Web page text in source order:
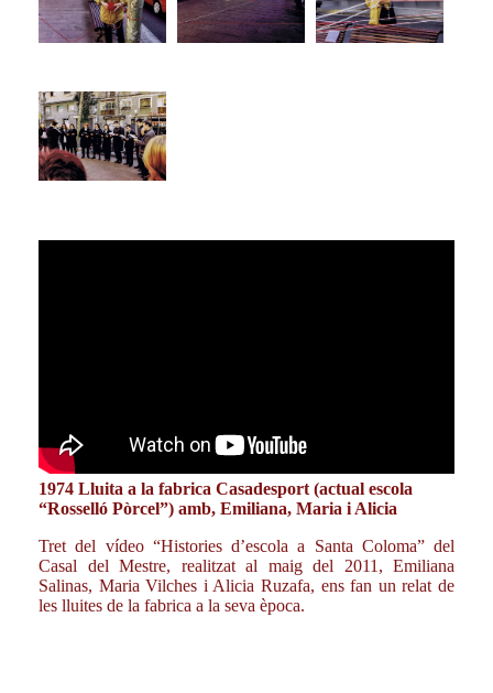
1974 Lluita a la fabrica Casadesport (actual escola
“Rosselló Pòrcel”) amb, Emiliana, Maria i Alicia
Tret del vídeo “Histories d’escola a Santa Coloma” del
Casal del Mestre, realitzat al maig del 2011, Emiliana
Salinas, Maria Vilches i Alicia Ruzafa, ens fan un relat de
les lluites de la fabrica a la seva època.